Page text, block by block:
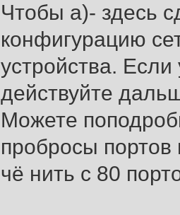
Чтобы а)- здесь
конфигурацию
устройства. Если
действуйте
Можете
пробросы
чё нить с 80